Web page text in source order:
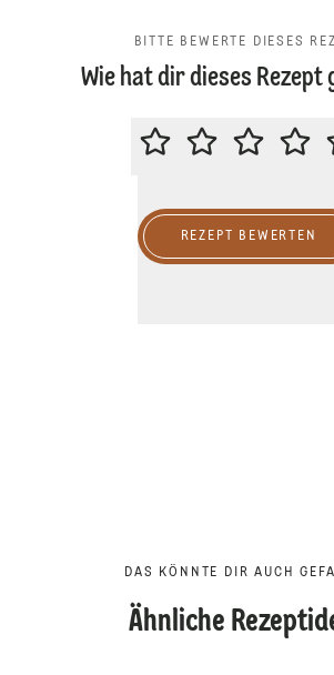
BITTE BEWERTE DIESES
Wie hat dir dieses Rezept
BITTE
REZEPT BEWERTEN
DAS KÖNNTE DIR AUCH
Ähnliche